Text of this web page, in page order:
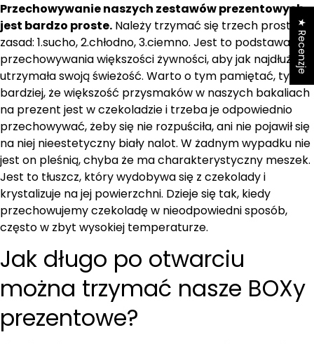
Przechowywanie naszych zestawów prezentowych
jest bardzo proste. Należy trzymać się trzech prostych
zasad: 1.sucho, 2.chłodno, 3.ciemno. Jest to podstawa
przechowywania większości żywności, aby jak najdłużej
utrzymała swoją świeżość. Warto o tym pamiętać, tym
bardziej, że większość przysmaków w naszych bakaliach
na prezent jest w czekoladzie i trzeba je odpowiednio
przechowywać, żeby się nie rozpuściła, ani nie pojawił się
na niej nieestetyczny biały nalot. W żadnym wypadku nie
jest on pleśnią, chyba że ma charakterystyczny meszek.
Jest to tłuszcz, który wydobywa się z czekolady i
krystalizuje na jej powierzchni. Dzieje się tak, kiedy
przechowujemy czekoladę w nieodpowiedni sposób,
często w zbyt wysokiej temperaturze.
Jak długo po otwarciu
można trzymać nasze BOXy
prezentowe?
★ Recenzje